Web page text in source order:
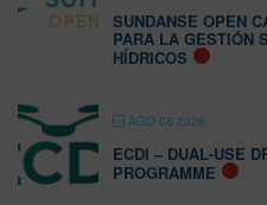
SUNDANSE OPEN
PARA LA GESTIÓN
HÍDRICOS
AGO 08 2026
ECDI – DUAL-USE
PROGRAMME